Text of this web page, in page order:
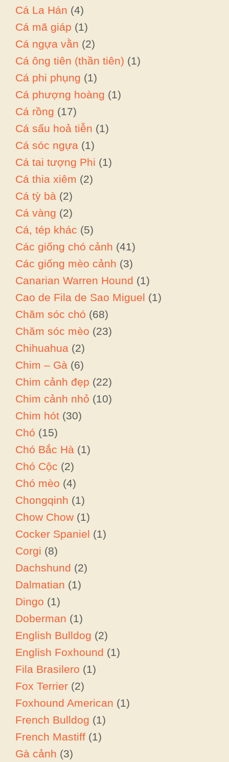
Cá La Hán (4)
Cá mã giáp (1)
Cá ngựa vằn (2)
Cá ông tiên (thần tiên) (1)
Cá phi phụng (1)
Cá phượng hoàng (1)
Cá rồng (17)
Cá sấu hoả tiễn (1)
Cá sóc ngựa (1)
Cá tai tượng Phi (1)
Cá thia xiêm (2)
Cá tỳ bà (2)
Cá vàng (2)
Cá, tép khác (5)
Các giống chó cảnh (41)
Các giống mèo cảnh (3)
Canarian Warren Hound (1)
Cao de Fila de Sao Miguel (1)
Chăm sóc chó (68)
Chăm sóc mèo (23)
Chihuahua (2)
Chim – Gà (6)
Chim cảnh đẹp (22)
Chim cảnh nhỏ (10)
Chim hót (30)
Chó (15)
Chó Bắc Hà (1)
Chó Cộc (2)
Chó mèo (4)
Chongqinh (1)
Chow Chow (1)
Cocker Spaniel (1)
Corgi (8)
Dachshund (2)
Dalmatian (1)
Dingo (1)
Doberman (1)
English Bulldog (2)
English Foxhound (1)
Fila Brasilero (1)
Fox Terrier (2)
Foxhound American (1)
French Bulldog (1)
French Mastiff (1)
Gà cảnh (3)